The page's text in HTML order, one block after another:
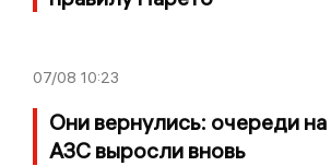
07/08 10:23
Они вернулись: очереди
АЗС выросли вновь